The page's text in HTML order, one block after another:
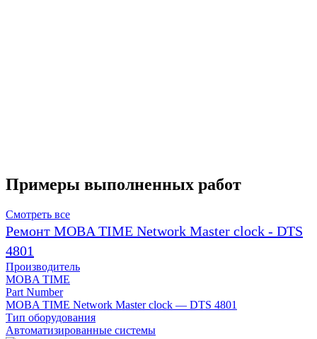
Примеры выполненных работ
Смотреть все
Ремонт MOBA TIME Network Master clock - DTS
4801
Производитель
MOBA TIME
Part Number
MOBA TIME Network Master clock — DTS 4801
Тип оборудования
Автоматизированные системы